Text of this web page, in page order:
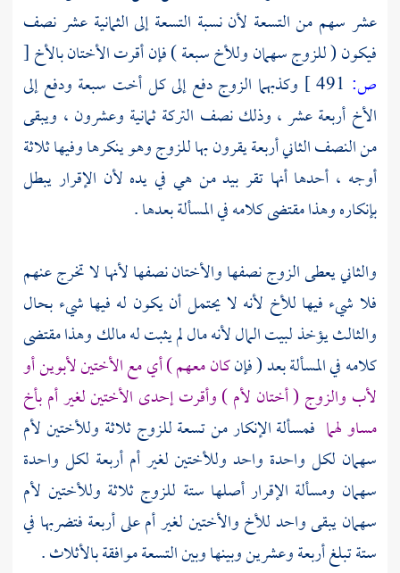
عشر سهم من التسعة لأن نسبة التسعة إلى الثمانية عشر نصف
فيكون ( للزوج سهمان وللأخ سبعة ) فإن أقرت الأختان بالأخ[
ص:
وكذبهما الزوج دفع إلى كل أخت سبعة ودفع إلى
الأخ أربعة عشر ، وذلك نصف التركة ثمانية وعشرون ، ويبقى
من النصف الثاني أربعة يقرون بها للزوج وهو ينكرها وفيها ثلاثة
أوجه ، أحدها أنها تقر بيد من هي في يده لأن الإقرار يبطل
بإنكاره وهذا مقتضى كلامه في المسألة بعدها .
والثاني يعطى الزوج نصفها والأختان نصفها لأنها لا تخرج عنهم
فلا شيء فيها للأخ لأنه لا يحتمل أن يكون له فيها شيء بحال
والثالث يؤخذ لبيت المال لأنه مال لم يثبت له مالك وهذا مقتضى
كلامه في المسألة بعد ( فإنكان معهم ) أي مع الأختين لأبوين أو
لأب والزوج ( أختان لأم ) وأقرت إحدى الأختين لغير أم بأخ
مساو لهما فمسألة الإنكار من تسعة للزوج ثلاثة وللأختين لأم
سهمان لكل واحدة واحد وللأختين لغير أم أربعة لكل واحدة
سهمان ومسألة الإقرار أصلها ستة للزوج ثلاثة وللأختين لأم
سهمان يبقى واحد للأخ والأختين لغير أم على أربعة فتضربها في
ستة تبلغ أربعة وعشرين وبينها وبين التسعة موافقة بالأثلاث .